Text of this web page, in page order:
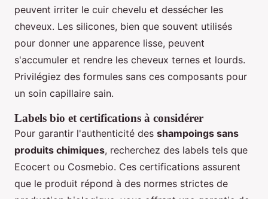
peuvent irriter le cuir chevelu et dessécher les
cheveux. Les silicones, bien que souvent utilisés
pour donner une apparence lisse, peuvent
s'accumuler et rendre les cheveux ternes et lourds.
Privilégiez des formules sans ces composants pour
un soin capillaire sain.
Labels bio et certifications à considérer
Pour garantir l'authenticité des shampoings sans
produits chimiques, recherchez des labels tels que
Ecocert ou Cosmebio. Ces certifications assurent
que le produit répond à des normes strictes de